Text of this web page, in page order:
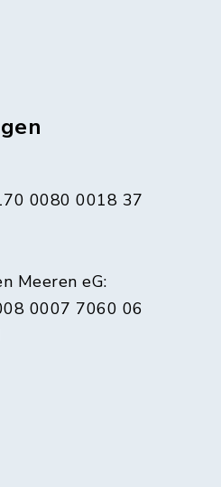
0080 0018 37
Meeren eG:
0007 7060 06